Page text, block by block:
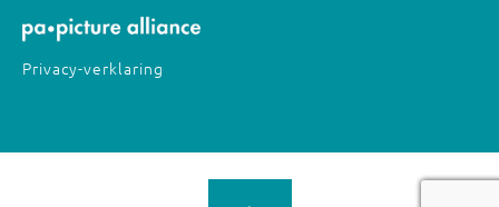
Privacy-verklaring